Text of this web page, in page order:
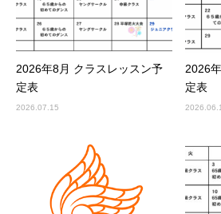
2026年8月 クラスレッスン予
定表
2026.07.15
2026
定表